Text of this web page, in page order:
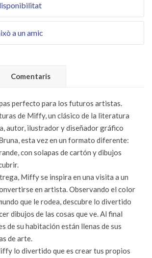
a un amic
Comentaris
perfecto para los futuros artistas.
de Miffy, un clásico de la literatura
autor, ilustrador y diseñador gráfico
esta vez en un formato diferente:
con solapas de cartón y dibujos
Miffy se inspira en una visita a un
en artista. Observando el color
que le rodea, descubre lo divertido
dibujos de las cosas que ve. Al final
de su habitación están llenas de sus
de arte.
lo divertido que es crear tus propios